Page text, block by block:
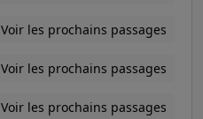
Voir les prochains passages
Voir les prochains passages
Voir les prochains passages